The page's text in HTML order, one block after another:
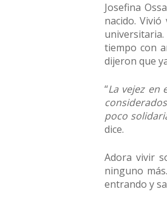
Josefina
nacido.
tiempo con
dijeron que
“La vejez en
poco
dice.
Adora vivir
ninguno
entrando y